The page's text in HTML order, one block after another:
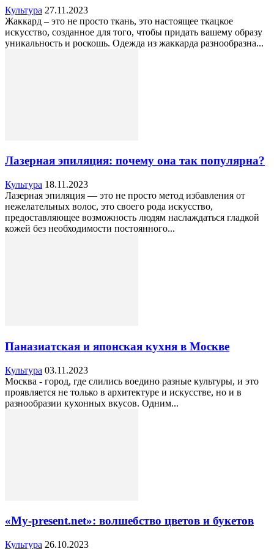
Культура 27.11.2023
Жаккард – это не просто ткань, это настоящее ткацкое
искусство, созданное для того, чтобы придать вашему образу
уникальность и роскошь. Одежда из жаккарда разнообразна...
Лазерная эпиляция: почему она так популярна?
Культура 18.11.2023
Лазерная эпиляция — это не просто метод избавления от
нежелательных волос, это своего рода искусство,
предоставляющее возможность людям наслаждаться гладкой
кожей без необходимости постоянного...
Паназиатская и японская кухня в Москве
Культура 03.11.2023
Москва - город, где слились воедино разные культуры, и это
проявляется не только в архитектуре и искусстве, но и в
разнообразии кухонных вкусов. Одним...
«My-present.net»: волшебство цветов и букетов
Культура 26.10.2023